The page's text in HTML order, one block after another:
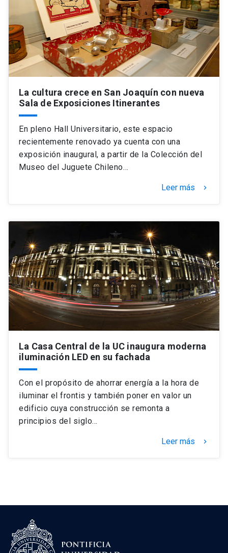
La cultura crece en San Joaquín con nueva
Sala de Exposiciones Itinerantes
En pleno Hall Universitario, este espacio
recientemente renovado ya cuenta con una
exposición inaugural, a partir de la Colección del
Museo del Juguete Chileno…
Leer más keyboard_arrow_right
La Casa Central de la UC inaugura moderna
iluminación LED en su fachada
Con el propósito de ahorrar energía a la hora de
iluminar el frontis y también poner en valor un
edificio cuya construcción se remonta a
principios del siglo…
Leer más keyboard_arrow_right